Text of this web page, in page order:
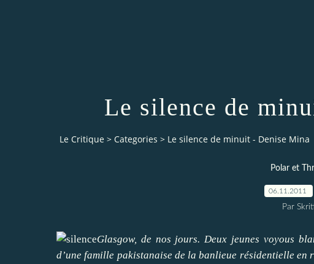
Le silence de
Le Critique > Categories > Le silence de minuit - Denise Mina
Polar et
06.11.2011
Par
Glasgow, de nos jours. Deux jeunes voyous
d’une famille pakistanaise de la banlieue résidentielle en